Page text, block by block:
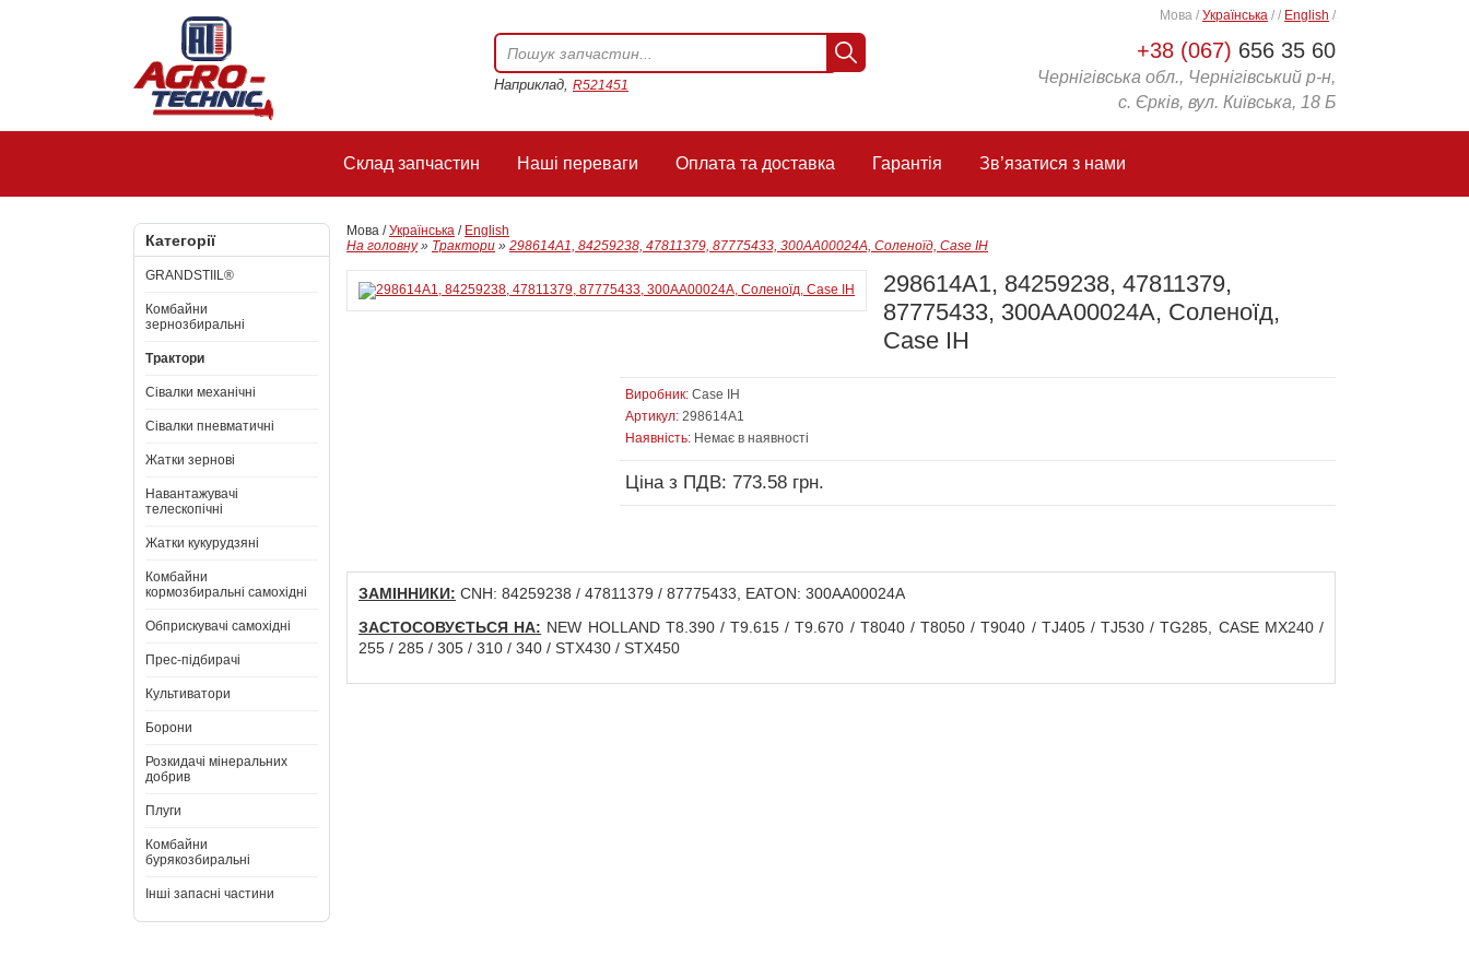
+38 (067) 656 35 60
Чернігівська обл., Чернігівський р-н,
с. Єрків, вул. Київська, 18 Б
Мова / Українська / / English /
Наприклад, R521451
Склад запчастин Наші переваги Оплата та доставка Гарантія Зв’язатися з нами
Категорії
GRANDSTIIL®
Комбайни
зернозбиральні
Трактори
Сівалки механічні
Сівалки пневматичні
Жатки зернові
Навантажувачі
телескопічні
Жатки кукурудзяні
Комбайни
кормозбиральні самохідні
Обприскувачі самохідні
Прес-підбирачі
Культиватори
Борони
Розкидачі мінеральних
добрив
Плуги
Комбайни
бурякозбиральні
Інші запасні частини
Мова /Українська / English
На головну» Трактори » 298614A1, 84259238, 47811379, 87775433, 300AA00024A, Соленоїд, Case IH
298614A1, 84259238, 47811379,
87775433, 300AA00024A, Соленоїд,
Case IH
Виробник: Case IH
Артикул: 298614A1
Наявність: Немає в наявності
Ціна з ПДВ: 773.58 грн.
ЗАМІННИКИ: CNH: 84259238 / 47811379 / 87775433, EATON: 300AA00024A
ЗАСТОСОВУЄТЬСЯ НА: NEW HOLLAND T8.390 / T9.615 / T9.670 / T8040 / T8050 / T9040 / TJ405 / TJ530 / TG285, CASE MX240 /
255 / 285 / 305 / 310 / 340 / STX430 / STX450